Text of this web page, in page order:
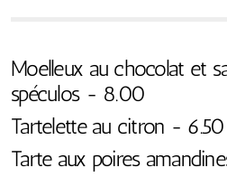
Moelleux au chocolat et
spéculos - 8.00
Tartelette au citron - 6.50
Tarte aux poires